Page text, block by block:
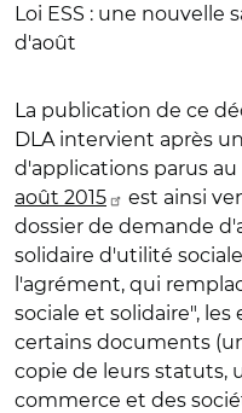
Loi ESS : une nouvelle
d'août
La publication de ce
DLA intervient après
d'applications parus
août 2015
est ainsi
dossier de demande
solidaire d'utilité
l'agrément, qui
sociale et solidaire",
certains documents
copie de leurs statuts,
commerce et des